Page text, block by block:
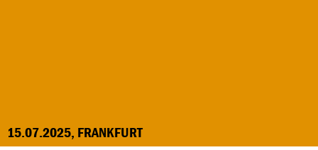
15.07.2025, FRANKFURT